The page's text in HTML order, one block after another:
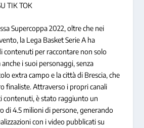
TIK TOK
Supercoppa 2022, oltre che nei
la Lega Basket Serie A ha
contenuti per raccontare non solo
i suoi personaggi, senza
extra campo e la città di Brescia, che
finaliste. Attraverso i propri canali
contenuti, è stato raggiunto un
di 4.5 milioni di persone, generando
con i video pubblicati su